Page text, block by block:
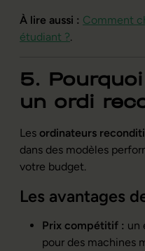
À lire aussi : Comment
étudiant ?.
5.
un ordi
Les ordinateurs
dans des modèles
votre budget.
Les avantages
Prix compétitif : un
pour des machines